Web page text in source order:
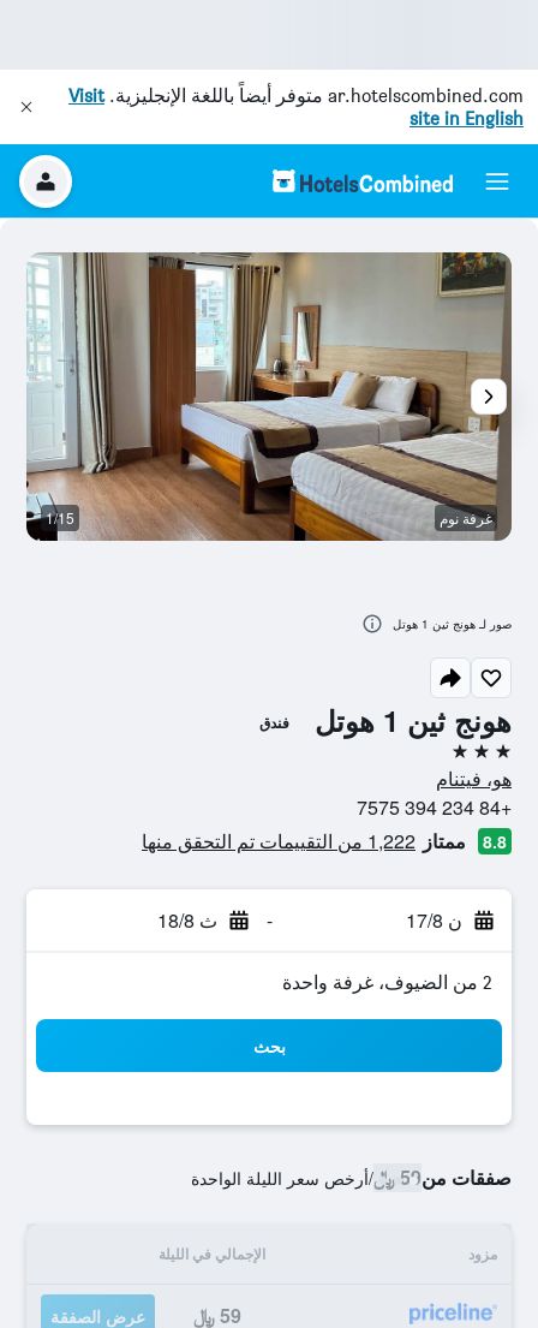
ar.hotelscombined.com متوفر أيضاً باللغة الإنجليزية.Visit
site in English
هونج ثين 1 هوتل فندق
3 نجوم
هو، فيتنام
+84 234 394 7575
8.8 ممتاز 1,222 من التقييمات تم التحقق منها
ن 17/8 - ث 18/8
2 من الضيوف، غرفة واحدة
بحث
صفقات من59 ﷼ /أرخص سعر الليلة الواحدة
مزود الإجمالي في الليلة
59 ﷼ عرض الصفقة
غرفة نوم 1/15
صور لـ هونج ثين 1 هوتل